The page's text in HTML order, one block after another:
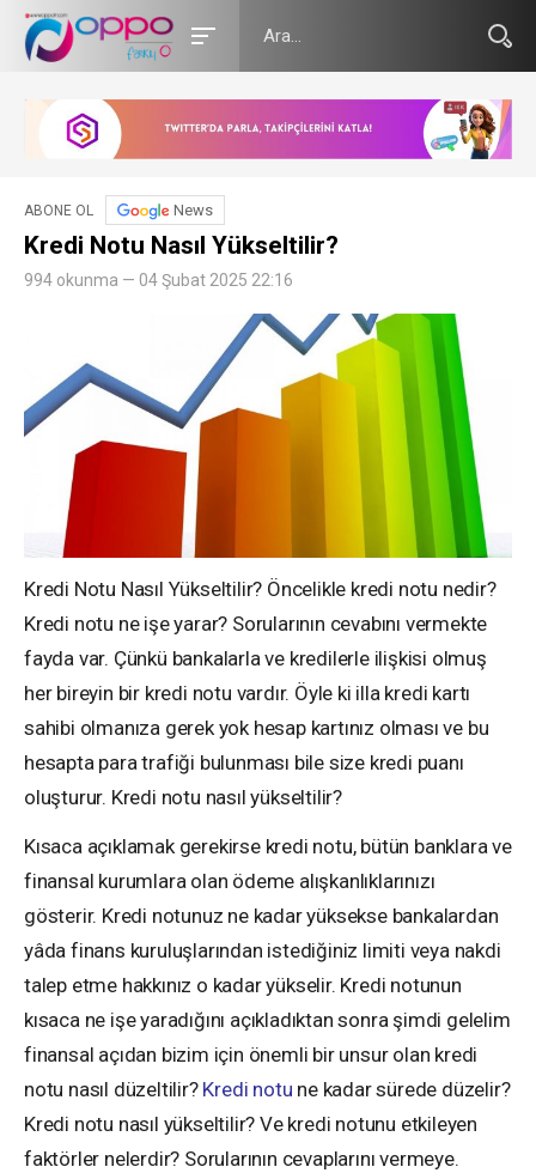
ABONE OL News
Kredi Notu Nasıl Yükseltilir?
994 okunma — 04 Şubat 2025 22:16
Kredi Notu Nasıl Yükseltilir? Öncelikle kredi notu nedir?
Kredi notu ne işe yarar? Sorularının cevabını vermekte
fayda var. Çünkü bankalarla ve kredilerle ilişkisi olmuş
her bireyin bir kredi notu vardır. Öyle ki illa kredi kartı
sahibi olmanıza gerek yok hesap kartınız olması ve bu
hesapta para trafiği bulunması bile size kredi puanı
oluşturur. Kredi notu nasıl yükseltilir?
Kısaca açıklamak gerekirse kredi notu, bütün banklara ve
finansal kurumlara olan ödeme alışkanlıklarınızı
gösterir. Kredi notunuz ne kadar yüksekse bankalardan
yâda finans kuruluşlarından istediğiniz limiti veya nakdi
talep etme hakkınız o kadar yükselir. Kredi notunun
kısaca ne işe yaradığını açıkladıktan sonra şimdi gelelim
finansal açıdan bizim için önemli bir unsur olan kredi
notu nasıl düzeltilir? Kredi notu ne kadar sürede düzelir?
Kredi notu nasıl yükseltilir? Ve kredi notunu etkileyen
faktörler nelerdir? Sorularının cevaplarını vermeye.